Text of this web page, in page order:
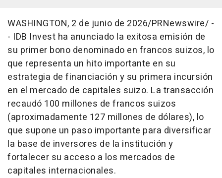
WASHINGTON, 2 de junio de 2026/PRNewswire/ -
- IDB Invest ha anunciado la exitosa emisión de
su primer bono denominado en francos suizos, lo
que representa un hito importante en su
estrategia de financiación y su primera incursión
en el mercado de capitales suizo. La transacción
recaudó 100 millones de francos suizos
(aproximadamente 127 millones de dólares), lo
que supone un paso importante para diversificar
la base de inversores de la institución y
fortalecer su acceso a los mercados de
capitales internacionales.